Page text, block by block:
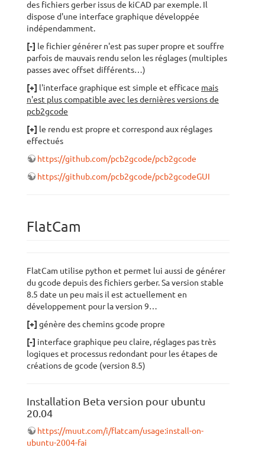
des fichiers gerber issus de kiCAD par exemple. Il
dispose d'une interface graphique développée
indépendamment.
[-] le fichier générer n'est pas super propre et souffre
parfois de mauvais rendu selon les réglages (multiples
passes avec offset différents…)
[+] l'interface graphique est simple et efficace mais
n'est plus compatible avec les dernières versions de
pcb2gcode
[+] le rendu est propre et correspond aux réglages
effectués
https://github.com/pcb2gcode/pcb2gcode
https://github.com/pcb2gcode/pcb2gcodeGUI
FlatCam
FlatCam utilise python et permet lui aussi de générer
du gcode depuis des fichiers gerber. Sa version stable
8.5 date un peu mais il est actuellement en
développement pour la version 9…
[+] génère des chemins gcode propre
[-] interface graphique peu claire, réglages pas très
logiques et processus redondant pour les étapes de
créations de gcode (version 8.5)
Installation Beta version pour ubuntu
20.04
https://muut.com/i/flatcam/usage:install-on-
ubuntu-2004-fai